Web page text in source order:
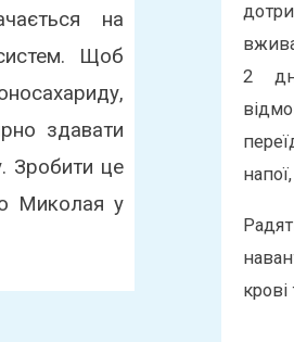
на
Щоб
здавати
Зробити це
Миколая у
2